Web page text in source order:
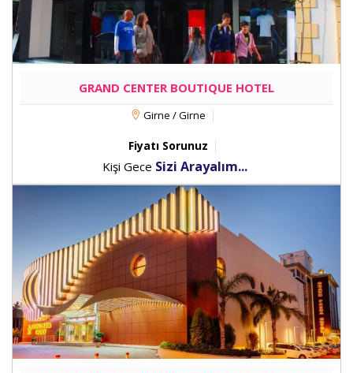
GRAND CENTER BOUTIQUE HOTEL
Girne / Girne
Fiyatı Sorunuz
Kişi Gece Sizi Arayalım...